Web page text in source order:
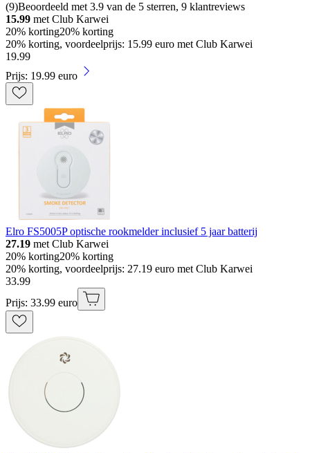
(9)Beoordeeld met 3.9 van de 5 sterren, 9 klantreviews
15.99 met Club Karwei
20% korting20% korting
20% korting, voordeelprijs: 15.99 euro met Club Karwei
19.99
Prijs: 19.99 euro
Elro FS5005P optische rookmelder inclusief 5 jaar batterij
27.19 met Club Karwei
20% korting20% korting
20% korting, voordeelprijs: 27.19 euro met Club Karwei
33.99
Prijs: 33.99 euro